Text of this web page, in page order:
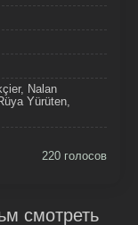
Nalan
Yürüten,
220 голосов
смотреть